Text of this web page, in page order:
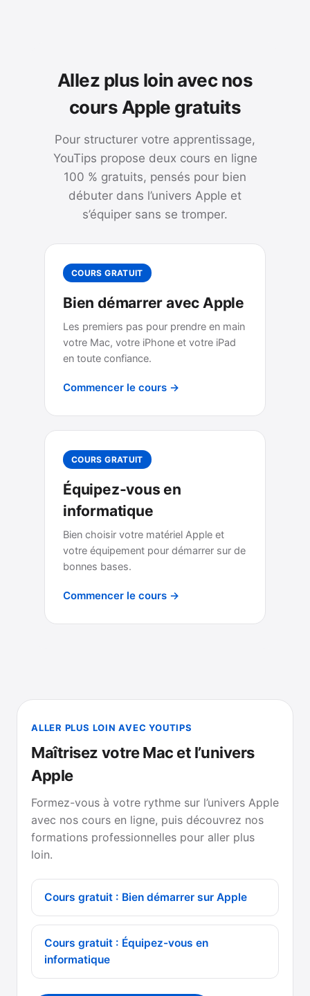
Allez plus loin avec nos
cours Apple gratuits
Pour structurer votre apprentissage,
YouTips propose deux cours en ligne
100 % gratuits, pensés pour bien
débuter dans l’univers Apple et
s’équiper sans se tromper.
COURS GRATUIT
Bien démarrer avec Apple
Les premiers pas pour prendre en main
votre Mac, votre iPhone et votre iPad
en toute confiance.
Commencer le cours →
COURS GRATUIT
Équipez-vous en
informatique
Bien choisir votre matériel Apple et
votre équipement pour démarrer sur de
bonnes bases.
Commencer le cours →
ALLER PLUS LOIN AVEC YOUTIPS
Maîtrisez votre Mac et l’univers
Apple
Formez-vous à votre rythme sur l’univers Apple
avec nos cours en ligne, puis découvrez nos
formations professionnelles pour aller plus
loin.
Cours gratuit : Bien démarrer sur Apple
Cours gratuit : Équipez-vous en
informatique